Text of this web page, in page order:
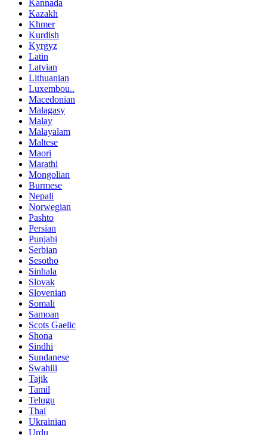
Kannada
Kazakh
Khmer
Kurdish
Kyrgyz
Latin
Latvian
Lithuanian
Luxembou..
Macedonian
Malagasy
Malay
Malayalam
Maltese
Maori
Marathi
Mongolian
Burmese
Nepali
Norwegian
Pashto
Persian
Punjabi
Serbian
Sesotho
Sinhala
Slovak
Slovenian
Somali
Samoan
Scots Gaelic
Shona
Sindhi
Sundanese
Swahili
Tajik
Tamil
Telugu
Thai
Ukrainian
Urdu